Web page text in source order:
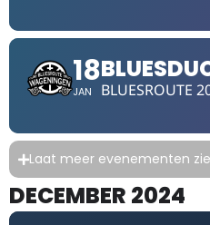
18
JAN BLUESROUTE
Laat meer evenementen
DECEMBER 2024